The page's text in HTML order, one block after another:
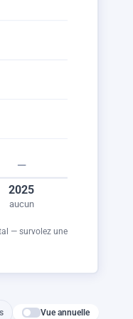
2025
aucun
—
— survolez une
Vue annuelle